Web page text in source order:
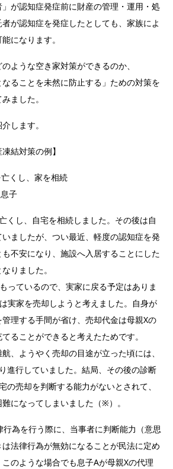
が認知症発症前に財産の管理・運用・処
が認知症を発症したとしても、家族によ
になります。
ような空き家対策ができるのか、
なることを未然に防止する」ための対策を
ました。
します。
結対策の例】
くし、家を相続
子
くし、自宅を相続しました。その後は自
ましたが、つい最近、軽度の認知症を発
不安になり、施設へ入居することにした
りました。
っているので、実家に戻る予定はありま
実家を売却しようと考えました。自身が
理する手間が省け、売却代金は母親Xの
ることができると考えたためです。
、ようやく売却の目途が立った頃には、
進行していました。結局、その後の診断
の売却を判断する能力がないとされて、
になってしまいました（※）。
為を行う際に、当事者に判断能力（意思
法律行為が無効になることが民法に定め
のような場合でも息子Aが母親Xの代理